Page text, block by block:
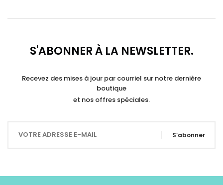
S'ABONNER À LA NEWSLETTER.
Recevez des mises à jour par courriel sur notre dernière
boutique
et nos offres spéciales.
S’abonner